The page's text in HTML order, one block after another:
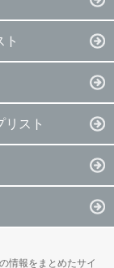
ト
スト
情報をまとめたサイ